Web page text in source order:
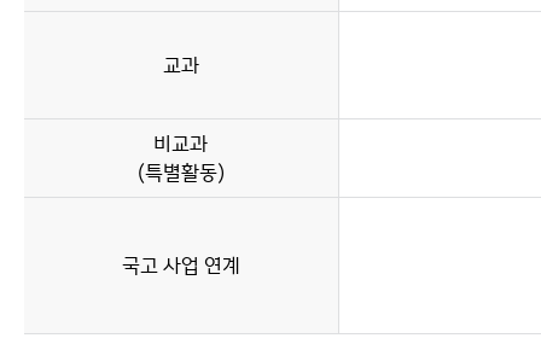
교과
비교과
(특별활동)
국고 사업 연계